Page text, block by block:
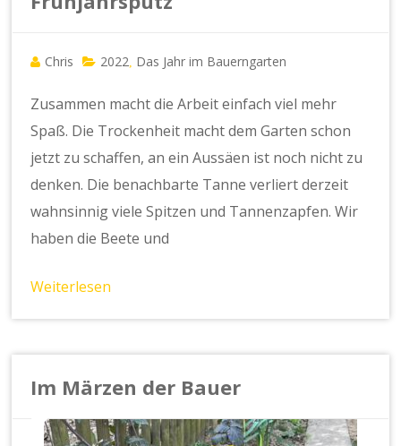
Chris 2022 Das Jahr im Bauerngarten
Zusammen macht die Arbeit einfach viel mehr
Spaß. Die Trockenheit macht dem Garten schon
jetzt zu schaffen, an ein Aussäen ist noch nicht zu
denken. Die benachbarte Tanne verliert derzeit
wahnsinnig viele Spitzen und Tannenzapfen. Wir
haben die Beete und
Weiterlesen
Im Märzen der Bauer